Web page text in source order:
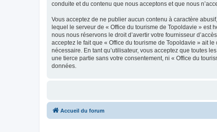
conduite et du contenu que nous acceptons et que nous
Vous acceptez de ne publier aucun contenu à caractère
lequel le serveur de « Office du tourisme de Topoldavie »
nous nous réservons le droit d’avertir votre fournisseur
acceptez le fait que « Office du tourisme de Topoldavie » ait
nécessaire. En tant qu’utilisateur, vous acceptez que toutes
une tierce partie sans votre consentement, ni « Office du
données.
Accueil du forum